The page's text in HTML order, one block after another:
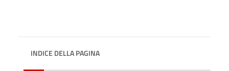
INDICE DELLA PAGINA